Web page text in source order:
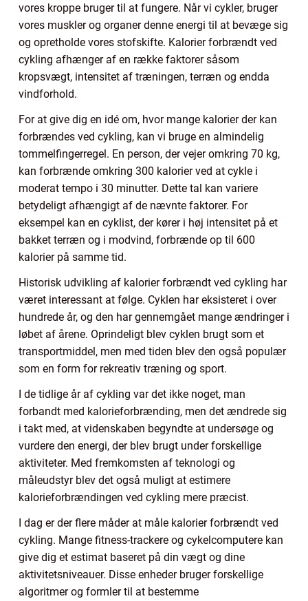
vores kroppe bruger til at fungere. Når vi cykler, bruger
vores muskler og organer denne energi til at bevæge sig
og opretholde vores stofskifte. Kalorier forbrændt ved
cykling afhænger af en række faktorer såsom
kropsvægt, intensitet af træningen, terræn og endda
vindforhold.
For at give dig en idé om, hvor mange kalorier der kan
forbrændes ved cykling, kan vi bruge en almindelig
tommelfingerregel. En person, der vejer omkring 70 kg,
kan forbrænde omkring 300 kalorier ved at cykle i
moderat tempo i 30 minutter. Dette tal kan variere
betydeligt afhængigt af de nævnte faktorer. For
eksempel kan en cyklist, der kører i høj intensitet på et
bakket terræn og i modvind, forbrænde op til 600
kalorier på samme tid.
Historisk udvikling af kalorier forbrændt ved cykling har
været interessant at følge. Cyklen har eksisteret i over
hundrede år, og den har gennemgået mange ændringer i
løbet af årene. Oprindeligt blev cyklen brugt som et
transportmiddel, men med tiden blev den også populær
som en form for rekreativ træning og sport.
I de tidlige år af cykling var det ikke noget, man
forbandt med kalorieforbrænding, men det ændrede sig
i takt med, at videnskaben begyndte at undersøge og
vurdere den energi, der blev brugt under forskellige
aktiviteter. Med fremkomsten af teknologi og
måleudstyr blev det også muligt at estimere
kalorieforbrændingen ved cykling mere præcist.
I dag er der flere måder at måle kalorier forbrændt ved
cykling. Mange fitness-trackere og cykelcomputere kan
give dig et estimat baseret på din vægt og dine
aktivitetsniveauer. Disse enheder bruger forskellige
algoritmer og formler til at bestemme